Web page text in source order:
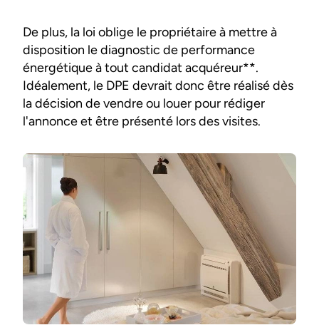
De plus, la loi oblige le propriétaire à mettre à
disposition le diagnostic de performance
énergétique à tout candidat acquéreur**.
Idéalement, le DPE devrait donc être réalisé dès
la décision de vendre ou louer pour rédiger
l'annonce et être présenté lors des visites.